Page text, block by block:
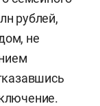
рублей,
не